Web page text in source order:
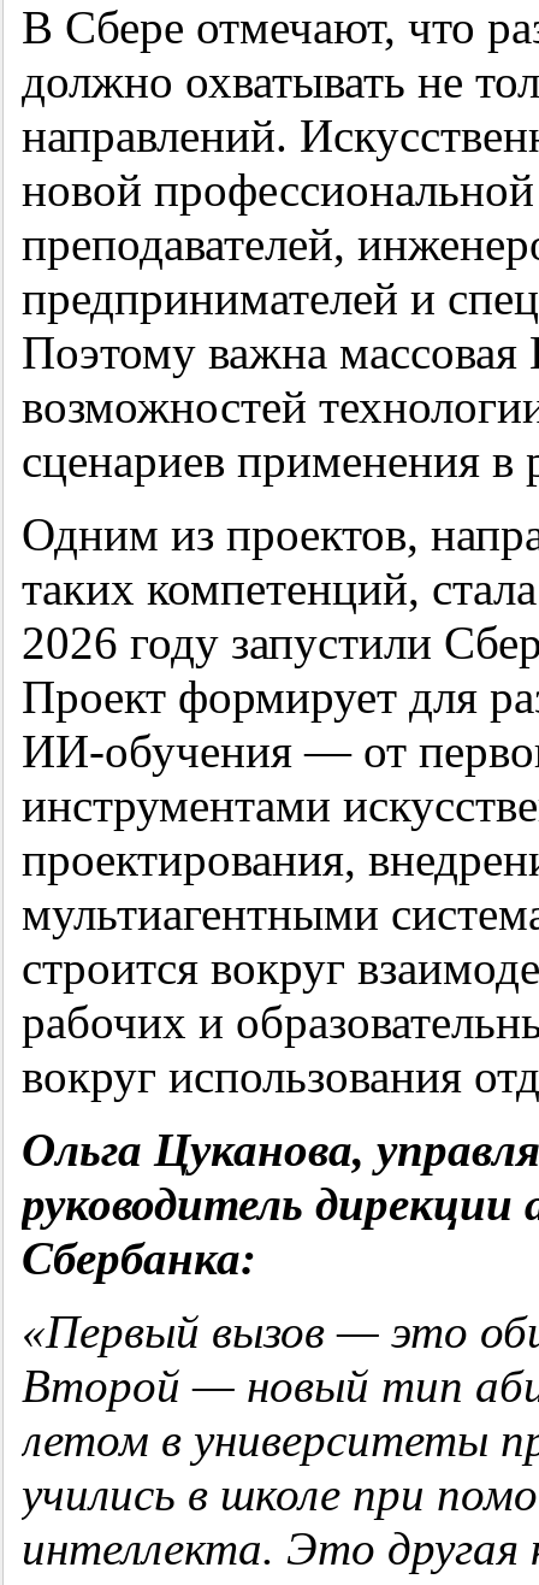
В Сбере отмечают, что
должно охватывать не
направлений.
новой
преподавателей,
предпринимателей и
Поэтому важна
возможностей
сценариев применения в
Одним из проектов,
таких компетенций,
2026 году запустили
Проект формирует для
ИИ-обучения — от
инструментами
проектирования,
мультиагентными
строится вокруг
рабочих и
вокруг использования
Ольга Цуканова,
руководитель
Сбербанка:
«Первый вызов — это
Второй — новый тип
летом в университеты
учились в школе при
интеллекта. Это